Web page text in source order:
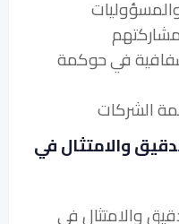
في حوكمة
والامتثال في
والامتثال في